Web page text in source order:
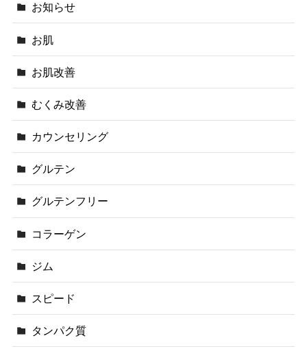
お知らせ
お肌
お肌改善
むくみ改善
カウンセリング
グルテン
グルテンフリー
コラーゲン
ジム
スピード
タンパク質